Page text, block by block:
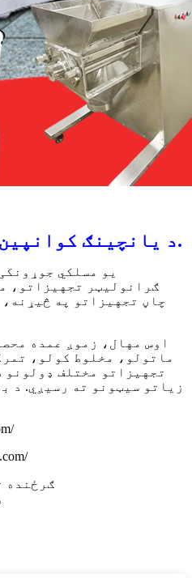
د یانچینګ کوانپین ماشینري شرکت، ل.
یو مسلکي
ګرانولیټر تجهیزاتو،
چاڼ تجهیزاتو په
اوس مهال، زموږ عمده
ماتولو، مخلوط کولو،
زیاتو سیټونو ته رسیږي. د
ګرځنده